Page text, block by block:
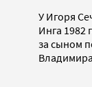
У Игоря
Инга 1982
за сыном